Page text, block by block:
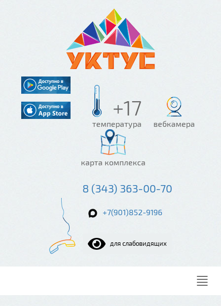
+17
температура вебкамера
карта комплекса
8 (343) 363-00-70
+7(901)852-9196
для слабовидящих